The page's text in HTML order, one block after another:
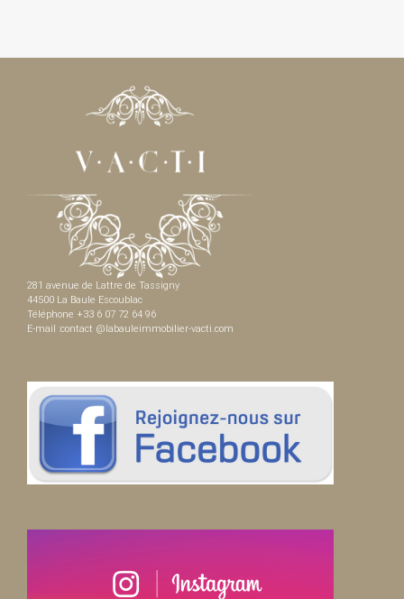
281 avenue de Lattre de Tassigny
44500 La Baule Escoublac
Téléphone +33 6 07 72 64 96
E-mail :contact @labauleimmobilier-vacti.com